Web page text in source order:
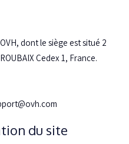
dont le siège est situé 2
Cedex 1‚ France.
du site